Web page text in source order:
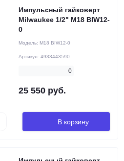
Импульсный гайковерт
Milwaukee 1/2" M18 BIW12-
0
Модель: M18 BIW12-0
Артикул: 4933443590
0
25 550 руб.
В корзину